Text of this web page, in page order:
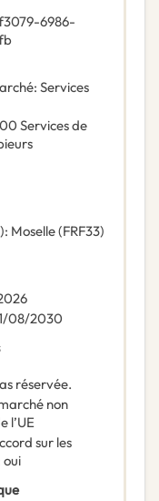
6986-
: Services
Services de
: Moselle(FRF33)
08/2030
réservée.
non
l’UE
sur les
oui